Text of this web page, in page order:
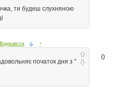
ти будеш слухняною
Відповісти ↑
0
початок дня з "